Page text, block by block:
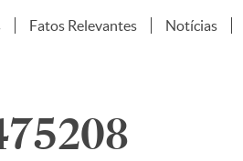
Fatos Relevantes Notícias